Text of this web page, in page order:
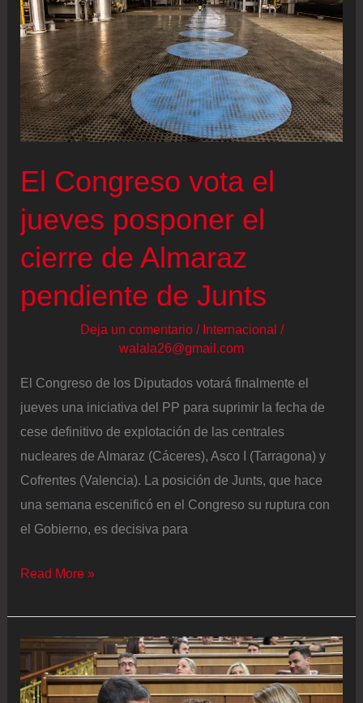
en
Colombia?
El Congreso vota el
jueves posponer el
cierre de Almaraz
pendiente de Junts
Deja un comentario / Internacional /
walala26@gmail.com
El Congreso de los Diputados votará finalmente el
jueves una iniciativa del PP para suprimir la fecha de
cese definitivo de explotación de las centrales
nucleares de Almaraz (Cáceres), Asco I (Tarragona) y
Cofrentes (Valencia). La posición de Junts, que hace
una semana escenificó en el Congreso su ruptura con
el Gobierno, es decisiva para
El
vota
el
jueves
posponer
Read More »